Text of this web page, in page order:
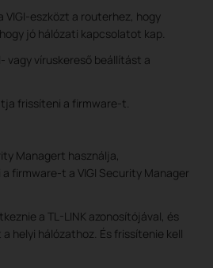
VIGI-eszközt a routerhez, hogy
jó hálózati kapcsolatot kap.
vagy víruskereső beállítást a
frissíteni a firmware-t.
Managert használja,
firmware-t a VIGI Security Manager
a TL-LINK azonosítójával, és
helyi hálózathoz. És frissítenie kell